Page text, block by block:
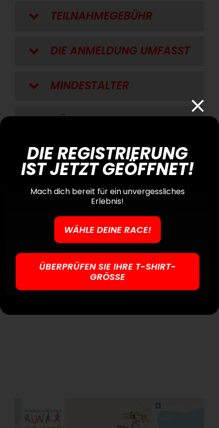
TEILNAHMEGEBÜHR
DIE ANMELDUNG UMFASST
MINDESTALTER
GÜLTIGKEIT
Die Route
DIE REGISTRIERUNG
IST JETZT GEÖFFNET!
Mach dich bereit für ein unvergessliches
Erlebnis!
WÄHLE DEINE RACE!
ÜBERPRÜFEN SIE IHRE T-SHIRT-
GRÖSSE